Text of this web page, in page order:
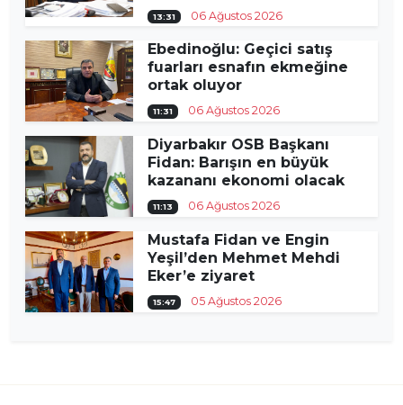
13:31 06 Ağustos 2026
Ebedinoğlu: Geçici satış
fuarları esnafın ekmeğine
ortak oluyor
11:31 06 Ağustos 2026
Diyarbakır OSB Başkanı
Fidan: Barışın en büyük
kazananı ekonomi olacak
11:13 06 Ağustos 2026
Mustafa Fidan ve Engin
Yeşil’den Mehmet Mehdi
Eker’e ziyaret
15:47 05 Ağustos 2026